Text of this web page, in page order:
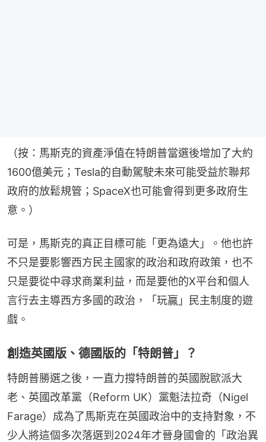
（按：馬斯克的資產淨值在特朗普當選後增加了大約
1600億美元；Tesla的自動駕駛未來可能受益於聯邦
政府的放鬆規管；SpaceX也可能會得到更多政府生
意。）
可是，馬斯克的真正目標可能「更為遠大」。他也許
不只是要影響西方民主國家的政治和政府政策，也不
只是要從中尋求商業利益，而是要他的X平台和個人
言行去主導西方多國的政治，「玩贏」民主制度的遊
戲。
創造英國版、德國版的「特朗普」？
特朗普勝選之後，一直力撐特朗普的英國脫歐派大
老、英國改革黨（Reform UK）黨魁法拉奇（Nigel
Farage）成為了馬斯克在英國政治中的支持對象，不
少人將這個多次落選到2024年才晉身國會的「政治異